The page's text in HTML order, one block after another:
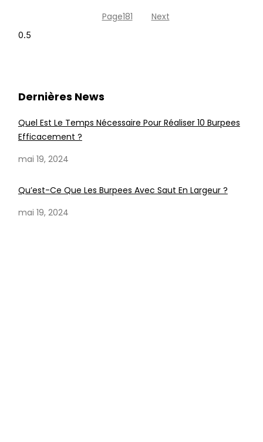
Page181 Next
Dernières News
Quel Est Le Temps Nécessaire Pour Réaliser 10 Burpees
Efficacement ?
mai 19, 2024
Qu’est-Ce Que Les Burpees Avec Saut En Largeur ?
mai 19, 2024